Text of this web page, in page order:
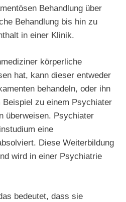
Behandlung über
Behandlung bis hin zu
in einer Klinik.
körperliche
hat, kann dieser entweder
behandeln, oder ihn
zu einem Psychiater
überweisen. Psychiater
eine
Diese Weiterbildung
wird in einer Psychiatrie
bedeutet, dass sie